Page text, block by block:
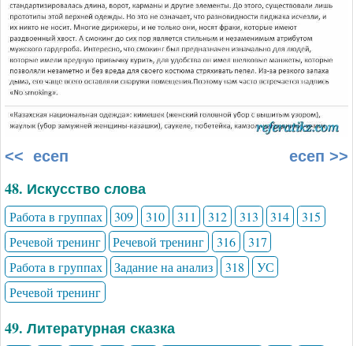
<< есеп есеп >>
48. Искусство слова
Работа в группах 309 310 311 312 313 314
315
Речевой тренинг
Речевой тренинг 316
317
Работа в группах
Задание на анализ 318
УС
Речевой тренинг
49. Литературная сказка